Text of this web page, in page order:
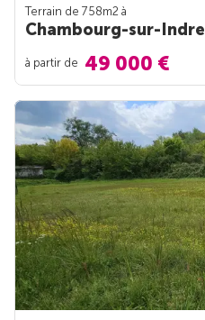
Terrain de 758m2 à
Chambourg-sur-Indre
à partir de 49 000 €